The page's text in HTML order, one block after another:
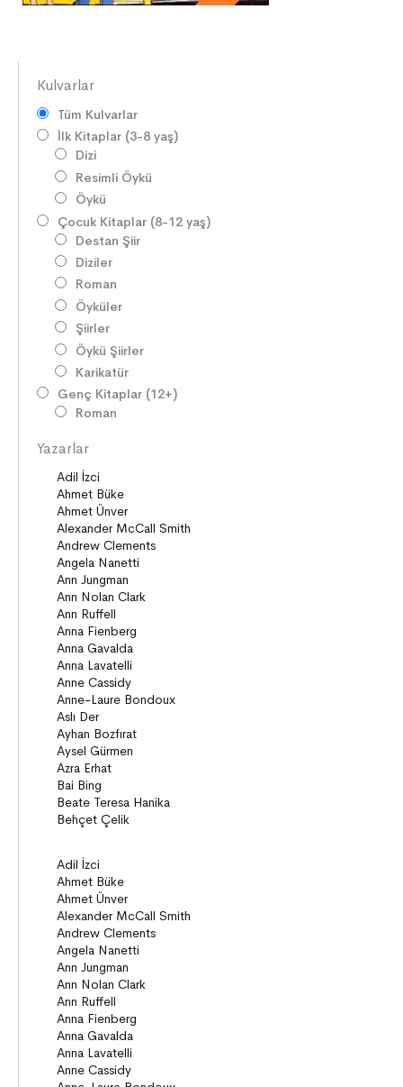
Kulvarlar
Tüm Kulvarlar
İlk Kitaplar (3-8 yaş)
Dizi
Resimli Öykü
Öykü
Çocuk Kitaplar (8-12 yaş)
Destan Şiir
Diziler
Roman
Öyküler
Şiirler
Öykü Şiirler
Karikatür
Genç Kitaplar (12+)
Roman
Öyküler
Şiirler
Deneme
Anlatı
Seçki
Köprü Kitaplar (10+)
Roman
Öyküler
Anlatı
ON8 (15+)
Roman
Diziler
Öyküler
Anlatı
Gizemli Maceralar Koleksiyonu
Diziler
Behiç Ak Yetişkin Kitapları
Öykü
Yazarlar